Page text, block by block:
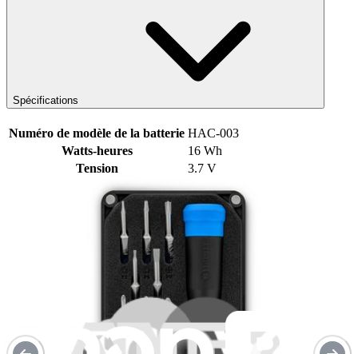
Spécifications
Numéro de modèle de la batterie HAC-003
Watts-heures
16 Wh
Tension
3.7 V
Milliampères-heures
4310 mAh
Numéros de pièces compatibles
HAC-001
Numéro de pièce iFixit
IF378-011-1